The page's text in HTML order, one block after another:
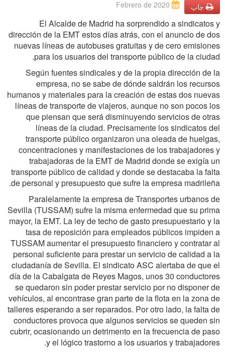
چاپ
El Alcalde de Madrid ha sorprendido a sindicatos y
dirección de la EMT estos días atrás, con el anuncio de dos
nuevas líneas de autobuses gratuitas y de cero emisiones
para los usuarios del transporte público de la ciudad.
Según fuentes sindicales y de la propia dirección de la
empresa, no se sabe de dónde saldrán los recursos
humanos y materiales para la creación de estas dos nuevas
líneas de transporte de viajeros, aunque no son pocos los
que piensan que será disminuyendo servicios de otras
líneas de la ciudad. Precisamente los sindicatos del
transporte público organizaron una oleada de huelgas,
concentraciones y manifestaciones de los trabajadores y
trabajadoras de la EMT de Madrid donde se exigía un
transporte público de calidad y donde se destacaba la falta
de personal y presupuesto que sufre la empresa madrileña.
Paralelamente la empresa de Transportes urbanos de
Sevilla (TUSSAM) sufre la misma enfermedad que su prima
mayor, la EMT. La ley de techo de gasto presupuestario y la
tasa de reposición para empleados públicos impiden a
TUSSAM aumentar el presupuesto financiero y contratar al
personal suficiente para prestar un servicio de calidad a la
ciudadanía de Sevilla. El sindicato ASC alertaba de que el
día de la Cabalgata de Reyes Magos, unos 30 conductores
se quedaron sin poder prestar servicio por no disponer de
vehículos, al encontrase gran parte de la flota en la zona de
talleres esperando a ser reparados. Por otro lado, la falta de
conductores provoca que algunos servicios se queden sin
cubrir, ocasionando un detrimento en la frecuencia de paso
y el lógico trastorno a los usuarios y trabajadores.